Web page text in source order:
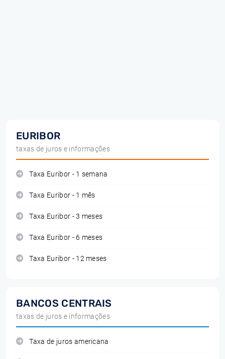
EURIBOR
taxas de juros e informações
Taxa Euribor - 1 semana
Taxa Euribor - 1 mês
Taxa Euribor - 3 meses
Taxa Euribor - 6 meses
Taxa Euribor - 12 meses
BANCOS CENTRAIS
taxas de juros e informações
Taxa de juros americana